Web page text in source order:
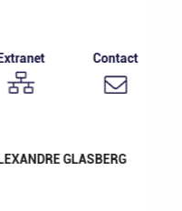
Extranet Contact
GLASBERG